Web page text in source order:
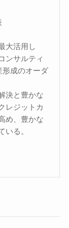
大活用し
ンサルティ
成のオーダ
決と豊かな
レジットカ
め、豊かな
いる。